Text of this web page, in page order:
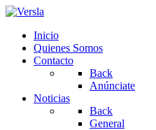
Inicio
Quienes Somos
Contacto
Back
Anúnciate
Noticias
Back
General